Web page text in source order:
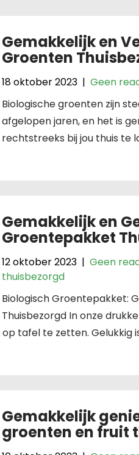
Gemakkelijk en
Groenten
18 oktober 2023 |Geen
Biologische groenten zijn
afgelopen jaren, en het is
rechtstreeks bij jou thuis te
Gemakkelijk en
Groentepakket
12 oktober 2023 |Geen
thuisbezorgd
Biologisch Groentepakket:
Thuisbezorgd In onze
tafel te zetten. Gelukkig
Gemakkelijk
groenten en fruit